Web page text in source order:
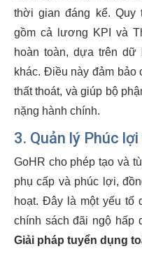
thời gian đáng kể. Quy
gồm cả lương KPI và
hoàn toàn, dựa trên
khác. Điều này đảm bảo
thất thoát, và giúp bộ
nặng hành chính.
3. Quản lý Phúc
GoHR cho phép tạo và
phụ cấp và phúc lợi,
hoạt. Đây là một yếu tố
chính sách đãi ngộ hấp
Giải pháp tuyển dụng